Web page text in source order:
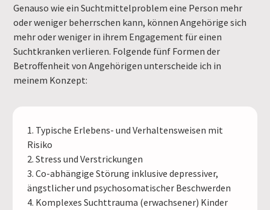
Genauso wie ein Suchtmittelproblem eine Person mehr
oder weniger beherrschen kann, können Angehörige sich
mehr oder weniger in ihrem Engagement für einen
Suchtkranken verlieren. Folgende fünf Formen der
Betroffenheit von Angehörigen unterscheide ich in
meinem Konzept:
1. Typische Erlebens- und Verhaltensweisen mit
Risiko
2. Stress und Verstrickungen
3. Co-abhängige Störung inklusive depressiver,
ängstlicher und psychosomatischer Beschwerden
4. Komplexes Suchttrauma (erwachsener) Kinder